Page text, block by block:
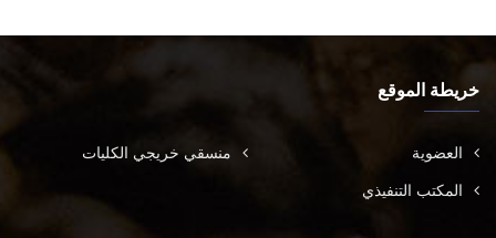
خريطة الموقع
العضوية منسقي خريجي الكليات
المكتب التنفيذي